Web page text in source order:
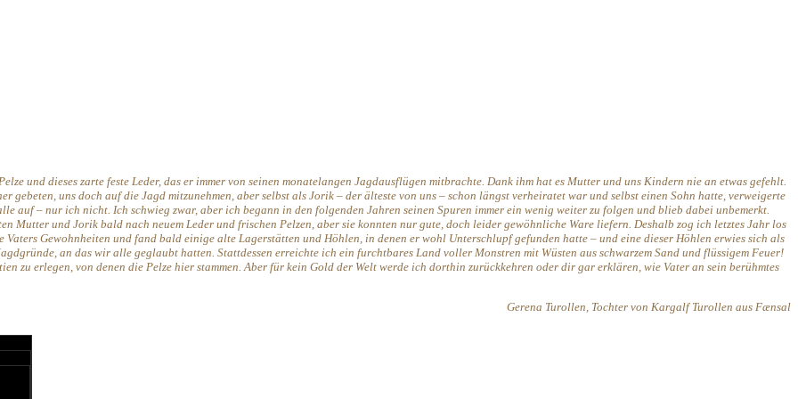
und dieses zarte feste Leder, das er immer von seinen monatelangen Jagdausflügen mitbrachte. Dank ihm hat es Mutter und uns Kindern nie an etwas gefehlt.
uns doch auf die Jagd mitzunehmen, aber selbst als Jorik – der älteste von uns – schon längst verheiratet war und selbst einen Sohn hatte, verweigerte
auf – nur ich nicht. Ich schwieg zwar, aber ich begann in den folgenden Jahren seinen Spuren immer ein wenig weiter zu folgen und blieb dabei unbemerkt.
Mutter und Jorik bald nach neuem Leder und frischen Pelzen, aber sie konnten nur gute, doch leider gewöhnliche Ware liefern. Deshalb zog ich letztes Jahr los
Gewohnheiten und fand bald einige alte Lagerstätten und Höhlen, in denen er wohl Unterschlupf gefunden hatte – und eine dieser Höhlen erwies sich als
an das wir alle geglaubt hatten. Stattdessen erreichte ich ein furchtbares Land voller Monstren mit Wüsten aus schwarzem Sand und flüssigem Feuer!
zu erlegen, von denen die Pelze hier stammen. Aber für kein Gold der Welt werde ich dorthin zurückkehren oder dir gar erklären, wie Vater an sein berühmtes
Gerena Turollen, Tochter von Kargalf Turollen aus Fænsal